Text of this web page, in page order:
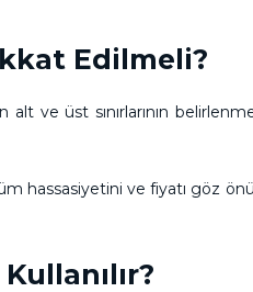
Edilmeli?
ve üst sınırlarının
hassasiyetini ve fiyatı göz